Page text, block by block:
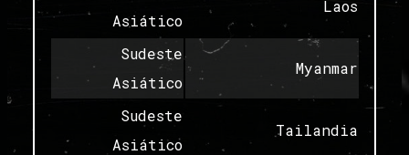
Laos
Asiático
Myanmar
Sudeste
Asiático
Tailandia
Sudeste
Asiático